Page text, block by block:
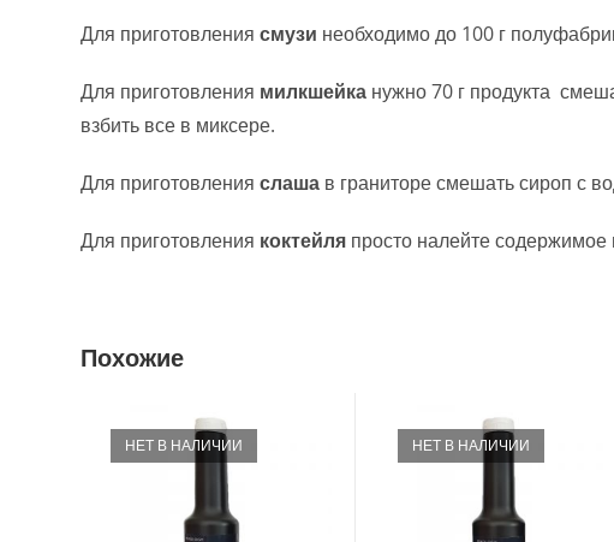
Для приготовлениясмузи необходимо до 100 г
Для приготовления милкшейка нужно 70 г продукта
взбить все в миксере.
Для приготовленияслаша в граниторе смешать сироп с
Для приготовления коктейля просто налейте содержимое
Похожие
НЕТ В НАЛИЧИИ НЕТ В НАЛИЧИИ